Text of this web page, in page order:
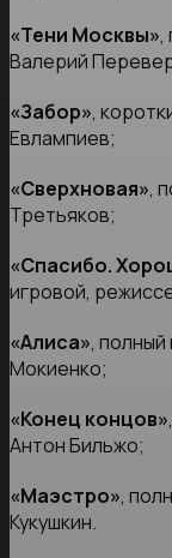
«Тени Москвы»,
Валерий
«Забор»,
Евлампиев;
«Сверхновая»,
Третьяков;
«Спасибо.
игровой,
«Алиса»,
Мокиенко;
«Конец концов»
Антон Бильжо;
«Маэстро»,
Кукушкин.